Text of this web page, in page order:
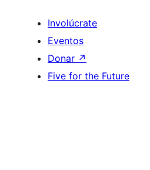
Involúcrate
Eventos
Donar ↗
Five for the Future